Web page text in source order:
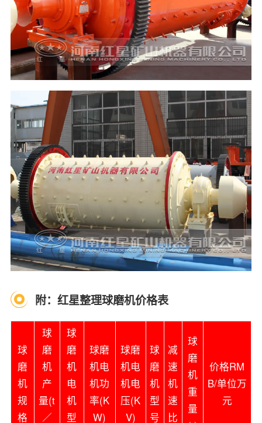
附：红星整理球磨机价格表
球
磨
机
规
格
球
磨
机
产
量(t
／
球
磨
机
电
机
型
球磨
机电
机功
率(K
W)
球磨
机电
机电
压(K
V)
球
磨
机
型
号
减
速
机
速
比
球
磨
机
重
量
价格RM
B/单位万
元